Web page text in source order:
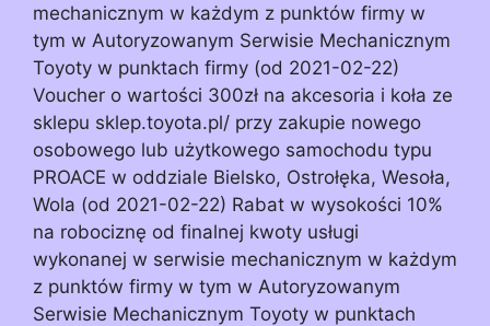
mechanicznym w każdym z punktów firmy w
tym w Autoryzowanym Serwisie Mechanicznym
Toyoty w punktach firmy (od 2021-02-22)
Voucher o wartości 300zł na akcesoria i koła ze
sklepu sklep.toyota.pl/ przy zakupie nowego
osobowego lub użytkowego samochodu typu
PROACE w oddziale Bielsko, Ostrołęka, Wesoła,
Wola (od 2021-02-22) Rabat w wysokości 10%
na robociznę od finalnej kwoty usługi
wykonanej w serwisie mechanicznym w każdym
z punktów firmy w tym w Autoryzowanym
Serwisie Mechanicznym Toyoty w punktach